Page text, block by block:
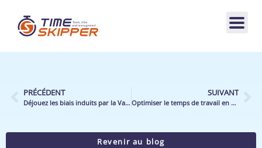
PRÉCÉDENT
Déjouez les biais induits par la Valeur par Heure Travaillée (VHT) !
SUIVANT
Optimiser le temps de travail en point de vente : une nécessité
Revenir au blog